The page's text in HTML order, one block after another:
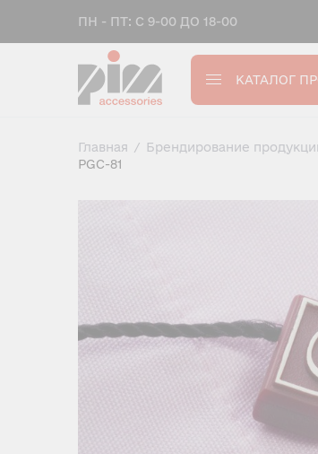
ПН - ПТ: С 9-00 ДО 18-00
КАТАЛОГ
Главная / Брендирование
PGC-81